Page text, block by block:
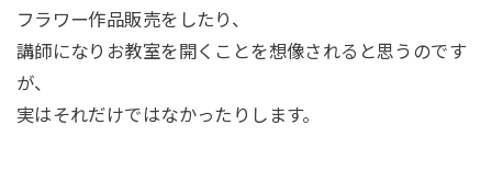
フラワー作品販売をしたり、
講師になりお教室を開くことを想像されると思うのです
が、
実はそれだけではなかったりします。